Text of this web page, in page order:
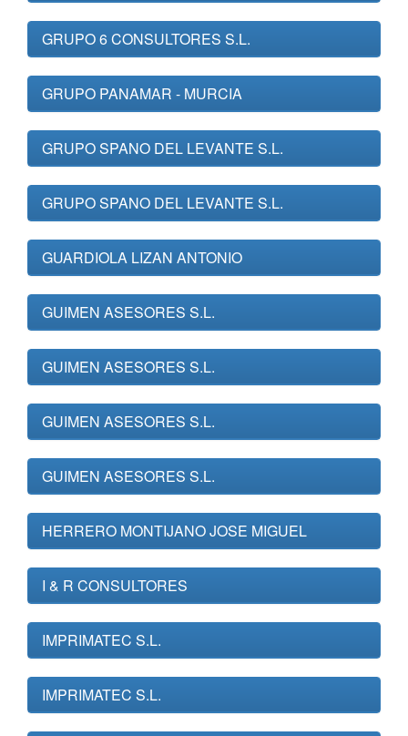
GRUPO 6 CONSULTORES S.L.
GRUPO PANAMAR - MURCIA
GRUPO SPANO DEL LEVANTE S.L.
GRUPO SPANO DEL LEVANTE S.L.
GUARDIOLA LIZAN ANTONIO
GUIMEN ASESORES S.L.
GUIMEN ASESORES S.L.
GUIMEN ASESORES S.L.
GUIMEN ASESORES S.L.
HERRERO MONTIJANO JOSE MIGUEL
I & R CONSULTORES
IMPRIMATEC S.L.
IMPRIMATEC S.L.